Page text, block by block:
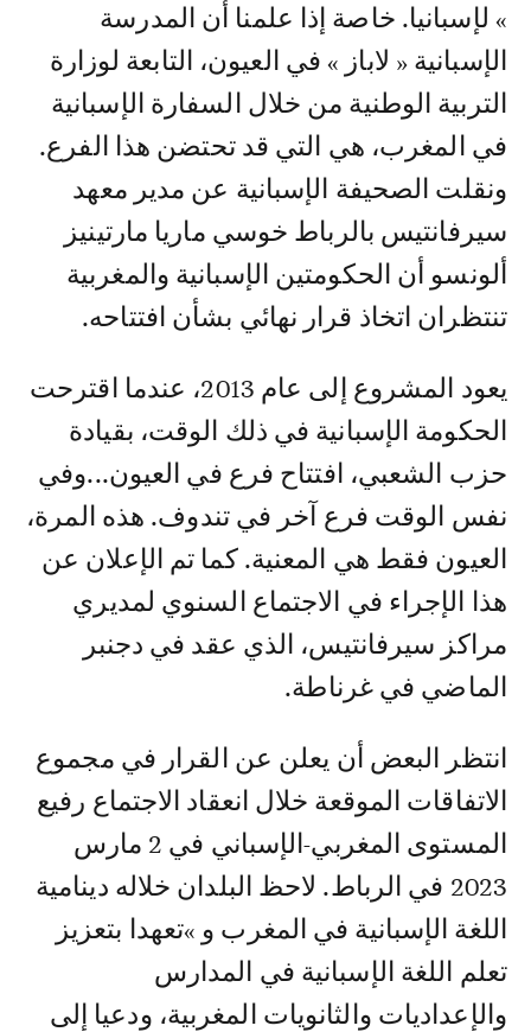
» لإسبانيا. خاصة إذا علمنا أن المدرسة
الإسبانية « لاباز » في العيون، التابعة لوزارة
التربية الوطنية من خلال السفارة الإسبانية
في المغرب، هي التي قد تحتضن هذا الفرع.
ونقلت الصحيفة الإسبانية عن مدير معهد
سيرفانتيس بالرباط خوسي ماريا مارتينيز
ألونسو أن الحكومتين الإسبانية والمغربية
تنتظران اتخاذ قرار نهائي بشأن افتتاحه.
يعود المشروع إلى عام 2013، عندما اقترحت
الحكومة الإسبانية في ذلك الوقت، بقيادة
حزب الشعبي، افتتاح فرع في العيون...وفي
نفس الوقت فرع آخر في تندوف. هذه المرة،
العيون فقط هي المعنية. كما تم الإعلان عن
هذا الإجراء في الاجتماع السنوي لمديري
مراكز سيرفانتيس، الذي عقد في دجنبر
الماضي في غرناطة.
انتظر البعض أن يعلن عن القرار في مجموع
الاتفاقات الموقعة خلال انعقاد الاجتماع رفيع
المستوى المغربي-الإسباني في 2 مارس
2023 في الرباط. لاحظ البلدان خلاله دينامية
اللغة الإسبانية في المغرب و »تعهدا بتعزيز
تعلم اللغة الإسبانية في المدارس
والإعداديات والثانويات المغربية، ودعيا إلى